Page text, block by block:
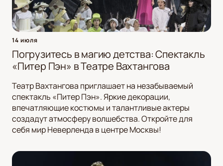
14 июля
Погрузитесь в магию детства: Спектакль
«Питер Пэн» в Театре Вахтангова
Театр Вахтангова приглашает на незабываемый
спектакль «Питер Пэн». Яркие декорации,
впечатляющие костюмы и талантливые актеры
создадут атмосферу волшебства. Откройте для
себя мир Неверленда в центре Москвы!